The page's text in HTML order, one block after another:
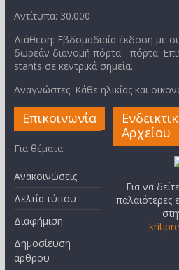
Αντίτυπα: 30.000
Διάθεση: Εβδομαδιαία έκδοση με
δωρεάν διανομή πόρτα - πόρτα.
stants σε κεντρικά σημεία.
Αναγνώστες: Κάθε ηλικίας και
Επικοινωνία
Για θέματα:
Ανακοινώσεις
Δελτία τύπου
Διαφήμιση
Δημοσίευση
άρθρου
Αρχείου
Για να
παλαιότερες